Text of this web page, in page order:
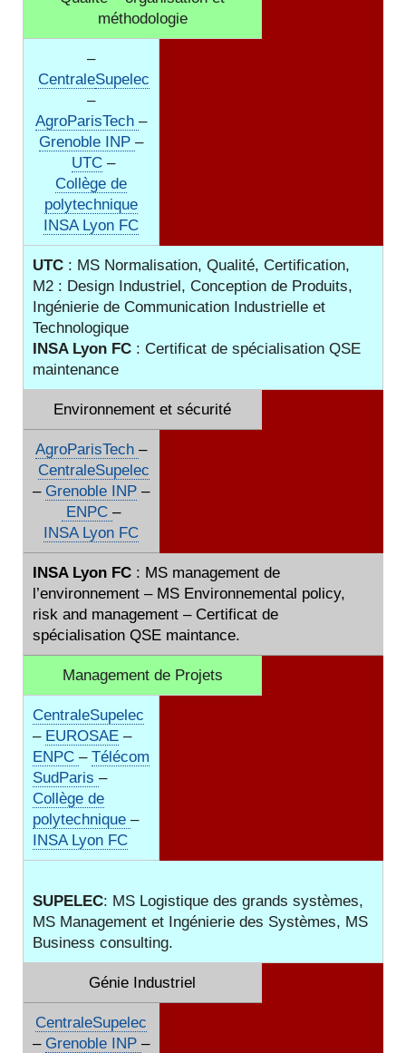
méthodologie
–
CentraleSupelec
–
AgroParisTech –
Grenoble INP –
UTC –
Collège de
polytechnique
INSA Lyon FC
UTC : MS Normalisation, Qualité, Certification,
M2 : Design Industriel, Conception de Produits,
Ingénierie de Communication Industrielle et
Technologique
INSA Lyon FC : Certificat de spécialisation QSE
maintenance
Environnement et sécurité
AgroParisTech –
CentraleSupelec
– Grenoble INP –
ENPC –
INSA Lyon FC
INSA Lyon FC : MS management de
l’environnement – MS Environnemental policy,
risk and management – Certificat de
spécialisation QSE maintance.
Management de Projets
CentraleSupelec
– EUROSAE –
ENPC – Télécom
SudParis –
Collège de
polytechnique –
INSA Lyon FC
SUPELEC: MS Logistique des grands systèmes,
MS Management et Ingénierie des Systèmes, MS
Business consulting.
Génie Industriel
CentraleSupelec
– Grenoble INP –